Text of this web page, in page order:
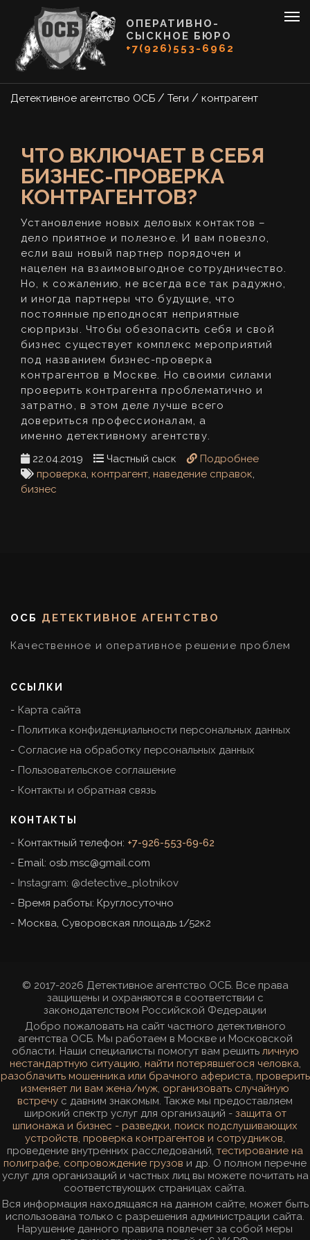
ОПЕРАТИВНО-
СЫСКНОЕ БЮРО
+7(926)553-6962
Детективное агентство ОСБ / Теги / контрагент
ЧТО ВКЛЮЧАЕТ В СЕБЯ
БИЗНЕС-ПРОВЕРКА
КОНТРАГЕНТОВ?
Установление новых деловых контактов –
дело приятное и полезное. И вам повезло,
если ваш новый партнер порядочен и
нацелен на взаимовыгодное сотрудничество.
Но, к сожалению, не всегда все так радужно,
и иногда партнеры что будущие, что
постоянные преподносят неприятные
сюрпризы. Чтобы обезопасить себя и свой
бизнес существует комплекс мероприятий
под названием бизнес-проверка
контрагентов в Москве. Но своими силами
проверить контрагента проблематично и
затратно, в этом деле лучше всего
довериться профессионалам, а
именно детективному агентству.
22.04.2019
Частный сыск
Подробнее
проверка, контрагент, наведение справок,
бизнес
ОСБ ДЕТЕКТИВНОЕ АГЕНТСТВО
Качественное и оперативное решение проблем
ССЫЛКИ
Карта сайта
Политика конфиденциальности персональных данных
Согласие на обработку персональных данных
Пользовательское соглашение
Контакты и обратная связь
КОНТАКТЫ
Контактный телефон: +7-926-553-69-62
Email: osb.msc@gmail.com
Instagram: @detective_plotnikov
Время работы: Круглосуточно
Москва, Суворовская площадь 1/52к2
© 2017-2026 Детективное агентство ОСБ. Все права
защищены и охраняются в соответствии с
законодателством Российской Федерации
Добро пожаловать на сайт частного детективного
агентства ОСБ. Мы работаем в Москве и Московской
области. Наши специалисты помогут вам решить личную
нестандартную ситуацию, найти потерявшегося человка,
разоблачить мошенника или брачного афериста, проверить
изменяет ли вам жена/муж, организовать случайную
встречу с давним знакомым. Также мы предоставляем
широкий спектр услуг для организаций - защита от
шпионажа и бизнес - разведки, поиск подслушивающих
устройств, проверка контрагентов и сотрудников,
проведение внутренних расследований, тестирование на
полиграфе, сопровождение грузов и др. О полном перечне
услуг для организаций и частных лиц вы можете почитать на
соответствующих страницах сайта.
Вся информация находящаяся на данном сайте, может быть
использована только с разрешения администрации сайта.
Нарушение данного правила повлечет за собой меры